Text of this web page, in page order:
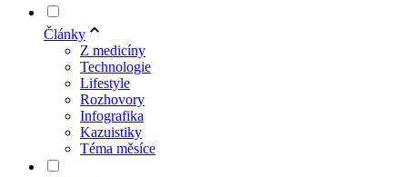
Články
Z medicíny
Technologie
Lifestyle
Rozhovory
Infografika
Kazuistiky
Téma měsíce